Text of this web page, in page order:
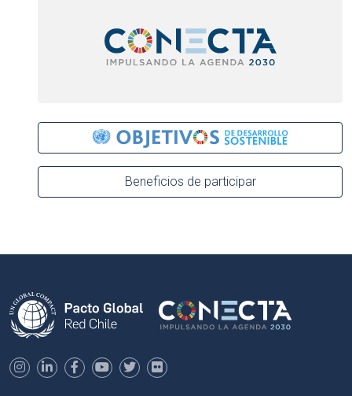
Beneficios de participar